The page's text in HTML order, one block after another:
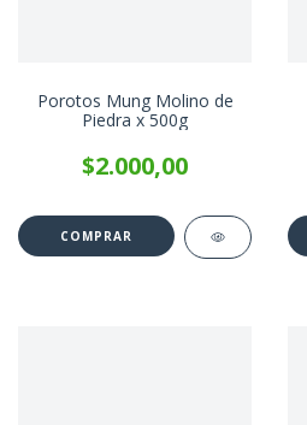
Porotos Mung Molino de
Piedra x 500g
$2.000,00